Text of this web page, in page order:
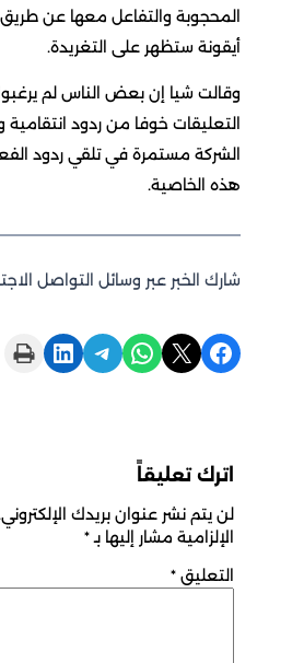
المحجوبة والتفاعل معها عن
أيقونة ستظهر على التغريدة.
وقالت شيا إن بعض الناس لم
التعليقات خوفا من ردود انتقامية
الشركة مستمرة في تلقي ردود
هذه الخاصية.
شارك الخبر عبر وسائل التواصل
Share on Facebook
Share on X
Share on WhatsApp
Share on Telegram
Share on LinkedIn
Print this Page
اترك تعليقاً
لن يتم نشر عنوان بريدك الإلكتروني.
الإلزامية مشار إليها بـ *
التعليق*